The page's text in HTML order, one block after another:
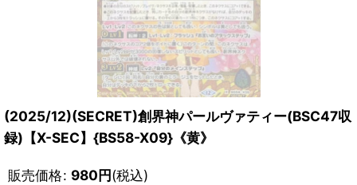
(2025/12)(SECRET)創界神パールヴァティー(BSC47収
録)【X-SEC】{BS58-X09}《黄》
販売価格: 980円(税込)